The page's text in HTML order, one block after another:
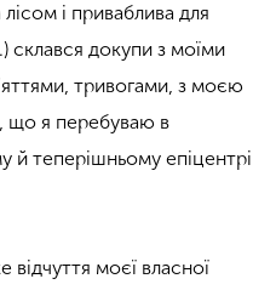
лісом і приваблива для
склався докупи з моїми
тривогами, з моєю
що я перебуваю в
й теперішньому епіцентрі
моєї власної